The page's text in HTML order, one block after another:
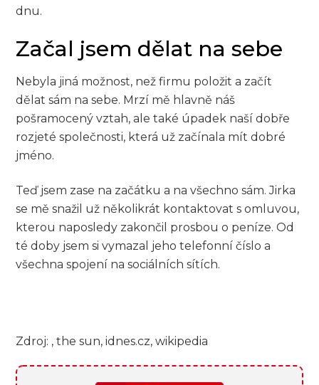
dnu.
Začal jsem dělat na sebe
Nebyla jiná možnost, než firmu položit a začít
dělat sám na sebe. Mrzí mě hlavně náš
pošramocený vztah, ale také úpadek naší dobře
rozjeté společnosti, která už začínala mít dobré
jméno.
Teď jsem zase na začátku a na všechno sám. Jirka
se mě snažil už několikrát kontaktovat s omluvou,
kterou naposledy zakončil prosbou o peníze. Od
té doby jsem si vymazal jeho telefonní číslo a
všechna spojení na sociálních sítích.
Zdroj: , the sun, idnes.cz, wikipedia